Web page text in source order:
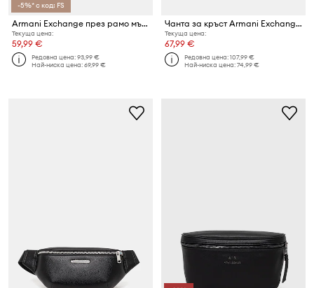
-5%* с код: FS
Armani Exchange през рамо мъжко от имитация на кожа
Текуща цена:
59,99 €
Редовна цена:93,99 €
Най-ниска цена:69,99 €
Чанта за кръст Armani Exchange
Текуща цена:
67,99 €
Редовна цена:107,99 €
Най-ниска цена:74,99 €